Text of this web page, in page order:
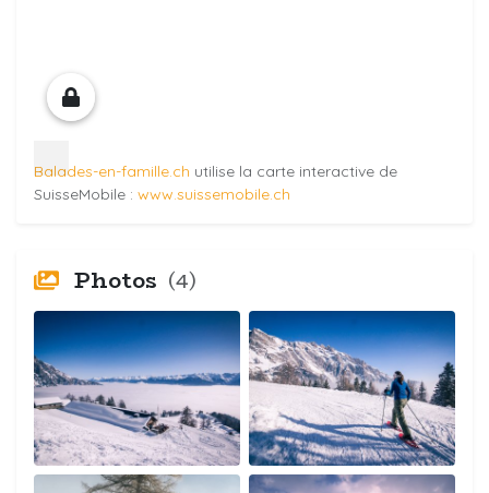
Balades-en-famille.ch utilise la carte interactive de
SuisseMobile : www.suissemobile.ch
Photos (4)